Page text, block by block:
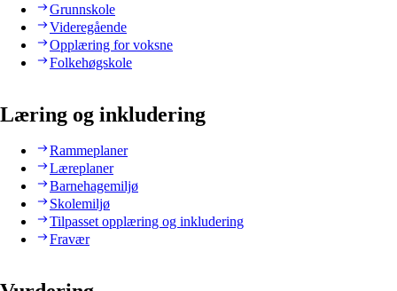
Grunnskole
Videregående
Opplæring for voksne
Folkehøgskole
Læring og inkludering
Rammeplaner
Læreplaner
Barnehagemiljø
Skolemiljø
Tilpasset opplæring og inkludering
Fravær